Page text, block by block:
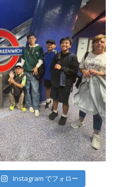
Instagram でフォロー